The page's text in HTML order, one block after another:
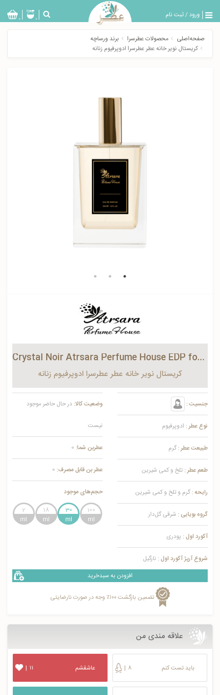
ورود/ثبت نام
بازگشت
0 0
صفحه‌اصلی محصولات عطرسرا
برند ورساچه
کریستال نویر خانه عطر عطرسرا ادوپرفیوم زنانه
Crystal Noir Atrsara Perfume House EDP for women
کریستال نویر خانه عطر عطرسرا ادوپرفیوم زنانه
جنسیت :
نوع عطر : ادوپرفیوم
طبیعت عطر : گرم
طعم عطر : تلخ و کمی شیرین
رایحه : گرم و تلخ و کمی شیرین
گروه بویایی : شرقی گل‌دار
آکورد اول : پودری
شروع آرپژ آکورد اول : نارگیل
وضعیت کالا: در حال حاضر موجود
نیست
عطربن شما: 0
عطر بن قابل مصرف: 0
حجم‌های موجود
100
30
18
2
افزودن به سبدخرید
تضمین بازگشت ۱۰۰٪ وجه در صورت نارضایتی
علاقه مندی من
باید تست کنم | ۸ عاشقشم | ۱۱